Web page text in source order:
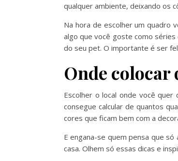
qualquer ambiente, deixando os
Na hora de escolher um quadro
algo que você goste como
do seu pet. O importante é ser
Onde colocar
Escolher o local onde você
consegue calcular de quantos
cores que ficam bem com a
E engana-se quem pensa que só
casa. Olhem só essas dicas e